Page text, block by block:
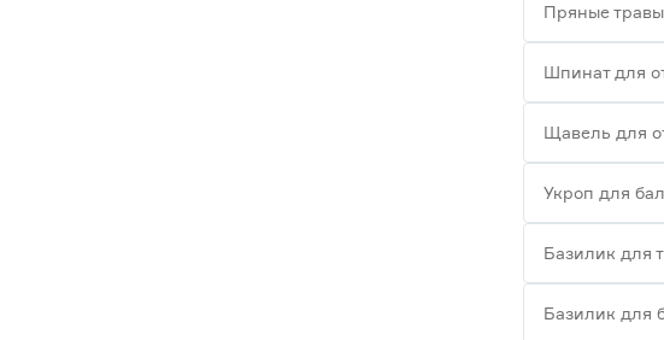
Пряные
Шпинат для
Щавель для
Укроп для
Базилик для
Базилик для